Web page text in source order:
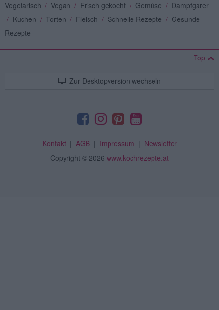
Vegetarisch / Vegan / Frisch gekocht / Gemüse / Dampfgarer
/ Kuchen / Torten / Fleisch / Schnelle Rezepte / Gesunde
Rezepte
Top
Zur Desktopversion wechseln
Kontakt| AGB| Impressum | Newsletter
Copyright © 2026 www.kochrezepte.at